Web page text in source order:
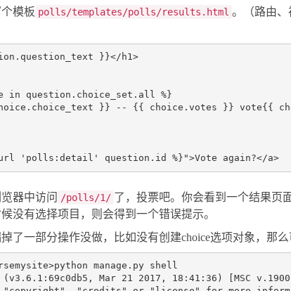
模板 polls/templates/polls/results.html 。（路由
}}</ h1>
in question.choice_set.all %}
}} -- {{ choice.votes }} vote{{
'polls:detail' question.id %}">Vote again?</a>
器中访问 /polls/1/ 了，投票吧。你会看到一个结果页
没有选择项目，则会得到一个错误提示。
了一部分操作没做，比如没有创建choice选项对象，那
mysite>python manage . py
shell
( v3 . 6.1 : 69c0db5 , Mar 21 2017 , 18 : 41 : 36 ) MSC v . 1900